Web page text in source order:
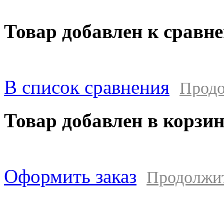
Товар добавлен к
В список сравнения
Товар добавлен в
Оформить заказ